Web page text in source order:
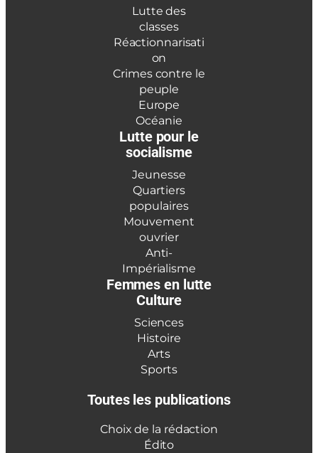
Lutte des
classes
Réactionnarisati
on
Crimes contre le
peuple
Europe
Océanie
Lutte pour le
socialisme
Jeunesse
Quartiers
populaires
Mouvement
ouvrier
Anti-
Impérialisme
Femmes en lutte
Culture
Sciences
Histoire
Arts
Sports
Toutes les publications
Choix de la rédaction
Édito